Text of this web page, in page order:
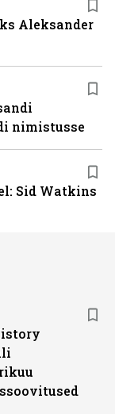
Aleksander
nimistusse
Sid Watkins